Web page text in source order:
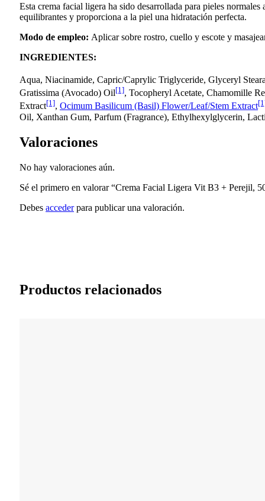
Esta crema facial ligera ha sido desarrollada para pieles
equilibrantes y proporciona a la piel una hidratación perfecta.
Modo de empleo: Aplicar sobre rostro, cuello y escote y
INGREDIENTES:
Aqua, Niacinamide, Capric/Caprylic Triglyceride, Glyceryl
Gratissima (Avocado) Oil[1], Tocopheryl Acetate, Chamomille
Extract[1], Ocimum Basilicum (Basil) Flower/Leaf/Stem Extract
Oil, Xanthan Gum, Parfum (Fragrance), Ethylhexylglycerin,
Valoraciones
No hay valoraciones aún.
Sé el primero en valorar “Crema Facial Ligera Vit B3 + Perejil,
Debes accederpara publicar una valoración.
Productos relacionados